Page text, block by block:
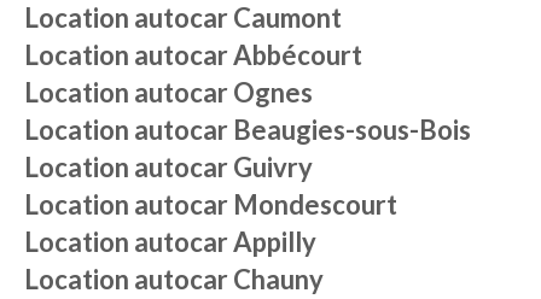
Location autocarCaumont
Location autocarAbbécourt
Location autocarOgnes
Location autocar Beaugies-sous-Bois
Location autocarGuivry
Location autocar Mondescourt
Location autocarAppilly
Location autocarChauny